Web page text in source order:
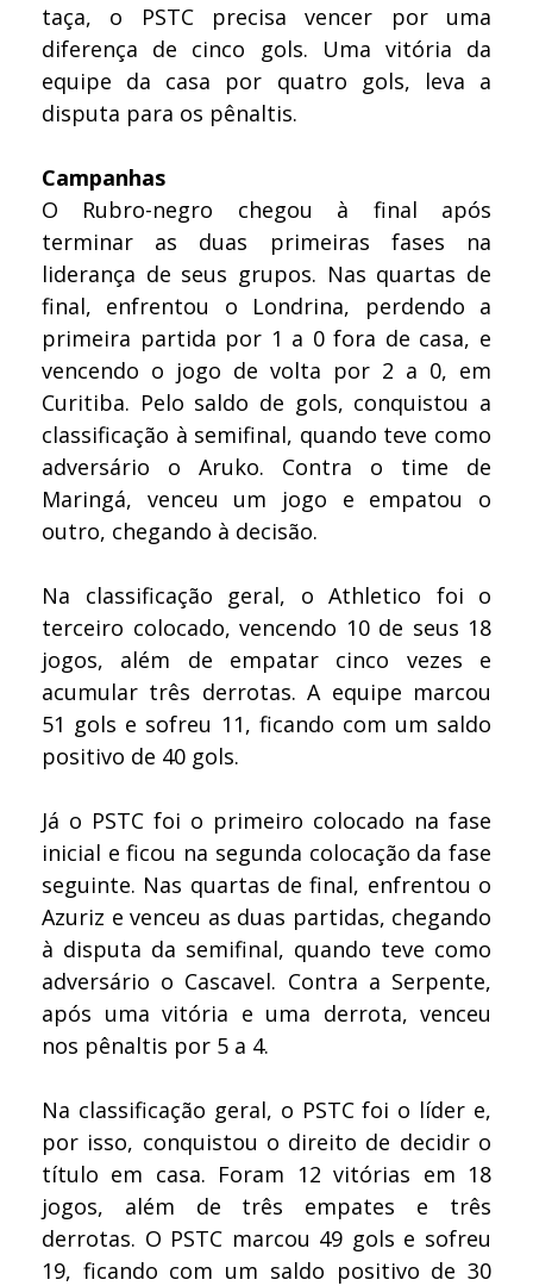
taça, o PSTC precisa vencer por uma
diferença de cinco gols. Uma vitória da
equipe da casa por quatro gols, leva a
disputa para os pênaltis.
Campanhas
O Rubro-negro chegou à final após
terminar as duas primeiras fases na
liderança de seus grupos. Nas quartas de
final, enfrentou o Londrina, perdendo a
primeira partida por 1 a 0 fora de casa, e
vencendo o jogo de volta por 2 a 0, em
Curitiba. Pelo saldo de gols, conquistou a
classificação à semifinal, quando teve como
adversário o Aruko. Contra o time de
Maringá, venceu um jogo e empatou o
outro, chegando à decisão.
Na classificação geral, o Athletico foi o
terceiro colocado, vencendo 10 de seus 18
jogos, além de empatar cinco vezes e
acumular três derrotas. A equipe marcou
51 gols e sofreu 11, ficando com um saldo
positivo de 40 gols.
Já o PSTC foi o primeiro colocado na fase
inicial e ficou na segunda colocação da fase
seguinte. Nas quartas de final, enfrentou o
Azuriz e venceu as duas partidas, chegando
à disputa da semifinal, quando teve como
adversário o Cascavel. Contra a Serpente,
após uma vitória e uma derrota, venceu
nos pênaltis por 5 a 4.
Na classificação geral, o PSTC foi o líder e,
por isso, conquistou o direito de decidir o
título em casa. Foram 12 vitórias em 18
jogos, além de três empates e três
derrotas. O PSTC marcou 49 gols e sofreu
19, ficando com um saldo positivo de 30